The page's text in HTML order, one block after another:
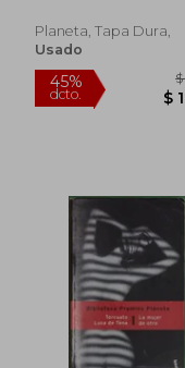
45%
dcto.
Planeta, Tapa Dura,
Usado